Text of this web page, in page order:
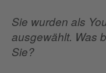
Sie wurden als
ausgewählt. Was
Sie?